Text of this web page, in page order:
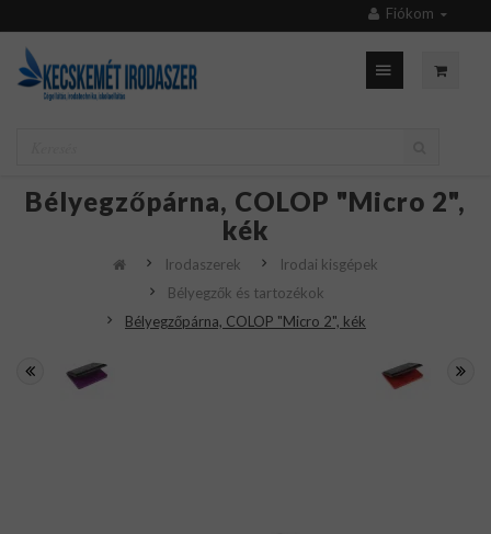
Fiókom
Bélyegzőpárna, COLOP "Micro 2",
kék
Irodaszerek
Irodai kisgépek
Bélyegzők és tartozékok
Bélyegzőpárna, COLOP "Micro 2", kék